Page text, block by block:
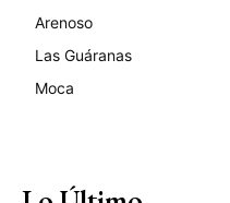
Arenoso
Las Guáranas
Moca